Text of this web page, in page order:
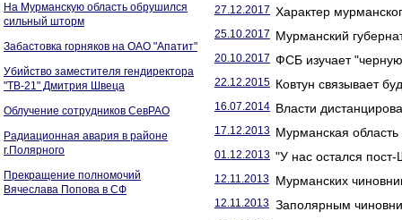
На Мурманскую область обрушился
сильный шторм
Забастовка горняков на ОАО "Апатит"
Убийство заместителя гендиректора
"ТВ-21" Дмитрия Швеца
Облучение сотрудников СевРАО
Радиационная авария в районе
г.Полярного
Прекращение полномочий
Вячеслава Попова в СФ
27.12.2017 Характер
25.10.2017 Мурманский
20.10.2017 ФСБ изучает
22.12.2015 Ковтун связывает
16.07.2014 Власти
17.12.2013 Мурманская
01.12.2013 "У нас остался
12.11.2013 Мурманских
12.11.2013 Заполярным